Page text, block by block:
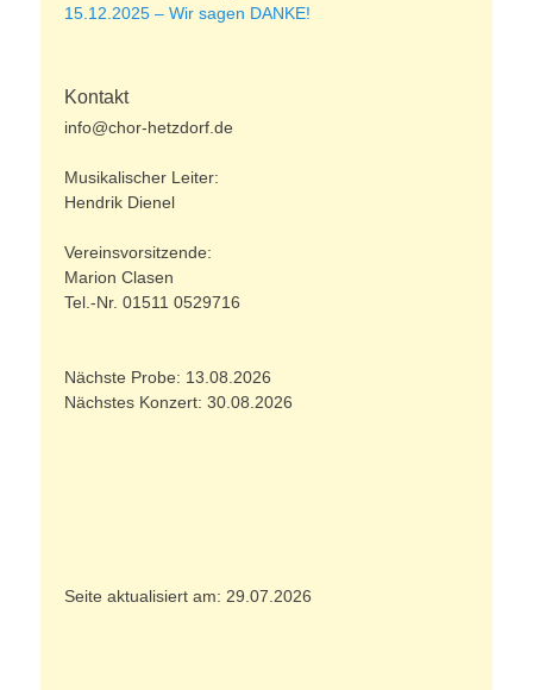
15.12.2025 – Wir sagen DANKE!
Kontakt
info@chor-hetzdorf.de
Musikalischer Leiter:
Hendrik Dienel
Vereinsvorsitzende:
Marion Clasen
Tel.-Nr. 01511 0529716
Nächste Probe: 13.08.2026
Nächstes Konzert: 30.08.2026
Seite aktualisiert am: 29.07.2026